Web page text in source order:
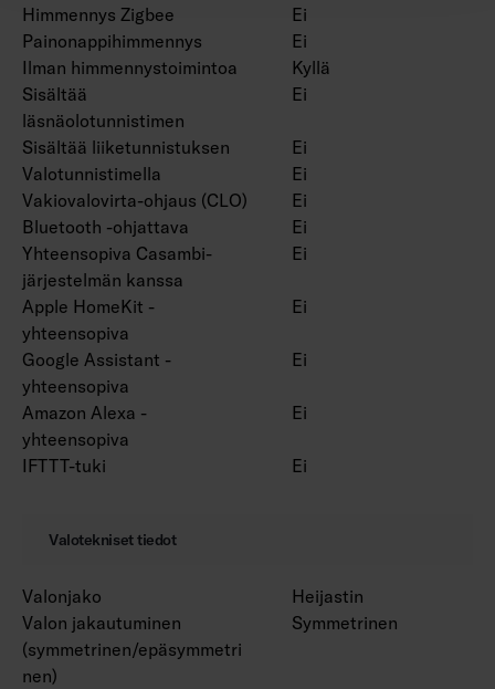
Himmennys Zigbee
Ei
Painonappihimmennys
Ei
Ilman himmennystoimintoa
Kyllä
Sisältää
läsnäolotunnistimen
Ei
Sisältää liiketunnistuksen
Ei
Valotunnistimella
Ei
Vakiovalovirta-ohjaus (CLO)
Ei
Bluetooth -ohjattava
Ei
Yhteensopiva Casambi-
järjestelmän kanssa
Ei
Apple HomeKit -
yhteensopiva
Ei
Google Assistant -
yhteensopiva
Ei
Amazon Alexa -
yhteensopiva
Ei
IFTTT-tuki Ei
Valotekniset tiedot
Valonjako
Heijastin
Valon jakautuminen
(symmetrinen/epäsymmetri
nen)
Symmetrinen